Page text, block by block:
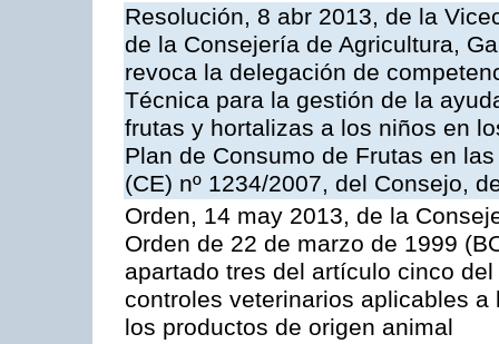
Resolución, 8 abr 2013, de la
de la Consejería de Agricultura,
revoca la delegación de
Técnica para la gestión de la
frutas y hortalizas a los niños en
Plan de Consumo de Frutas en
(CE) nº 1234/2007, del Consejo,
Orden, 14 may 2013, de la
Orden de 22 de marzo de 1999
apartado tres del artículo cinco
controles veterinarios aplicables
los productos de origen animal